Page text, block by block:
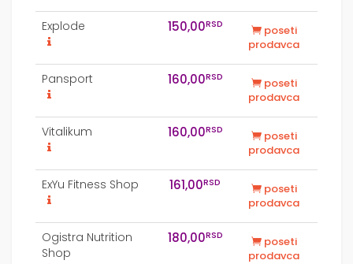
Explode 150,00RSD
poseti
prodavca
Pansport 160,00RSD
poseti
prodavca
Vitalikum 160,00RSD
poseti
prodavca
ExYu Fitness Shop 161,00RSD
poseti
prodavca
Ogistra Nutrition
Shop
180,00RSD
poseti
prodavca